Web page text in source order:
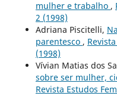
mulher e trabalho ,
2 (1998)
Adriana Piscitelli,
parentesco ,
(1998)
Vívian Matias dos
sobre ser mulher,
Revista Estudos